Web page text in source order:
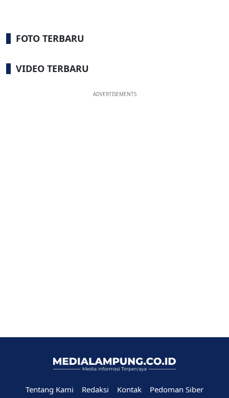
FOTO TERBARU
VIDEO TERBARU
ADVERTISEMENTS
Tentang Kami Redaksi Kontak Pedoman Siber